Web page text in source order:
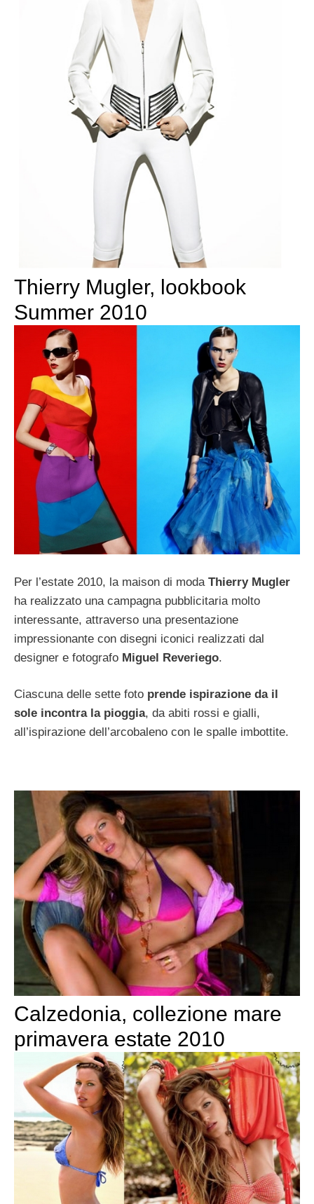
Thierry Mugler, lookbook
Summer 2010
Per l’estate 2010, la maison di moda Thierry Mugler
ha realizzato una campagna pubblicitaria molto
interessante, attraverso una presentazione
impressionante con disegni iconici realizzati dal
designer e fotografo Miguel Reveriego.
Ciascuna delle sette foto prende ispirazione da il
sole incontra la pioggia, da abiti rossi e gialli,
all’ispirazione dell’arcobaleno con le spalle imbottite.
Calzedonia, collezione mare
primavera estate 2010